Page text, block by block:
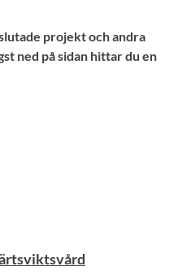
projekt och andra
ned på sidan hittar du en